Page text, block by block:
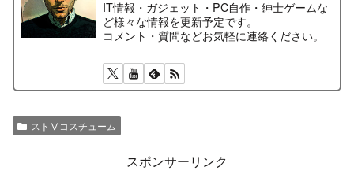
IT情報・ガジェット・PC自作・紳士ゲームな
ど様々な情報を更新予定です。
コメント・質問などお気軽に連絡ください。
ストⅤコスチューム
スポンサーリンク